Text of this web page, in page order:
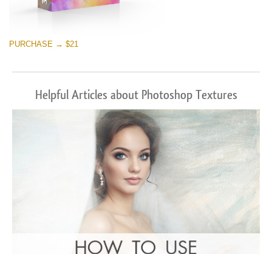
PURCHASE → $21
Helpful Articles about Photoshop Textures